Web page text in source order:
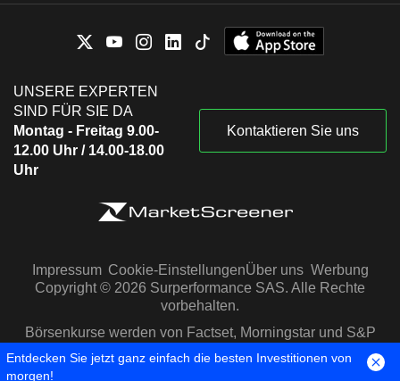
UNSERE EXPERTEN
SIND FÜR SIE DA
Montag - Freitag 9.00-
12.00 Uhr / 14.00-18.00
Uhr
Kontaktieren Sie uns
Impressum Cookie-EinstellungenÜber uns Werbung
Copyright © 2026 Surperformance SAS. Alle Rechte
vorbehalten.
Börsenkurse werden von Factset, Morningstar und S&P
Capital IQ zur Verfügung gestellt
Entdecken Sie jetzt ganz einfach die besten Investitionen von
morgen!